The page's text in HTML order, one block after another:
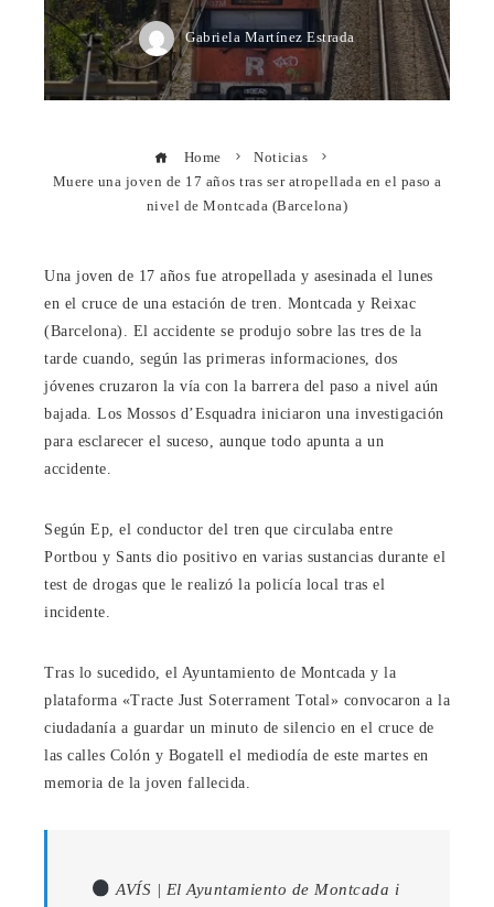
Gabriela Martínez Estrada
Home
Noticias
Muere una joven de 17 años tras ser atropellada en el paso a
nivel de Montcada (Barcelona)
Una joven de 17 años fue atropellada y asesinada el lunes
en el cruce de una estación de tren. Montcada y Reixac
(Barcelona). El accidente se produjo sobre las tres de la
tarde cuando, según las primeras informaciones, dos
jóvenes cruzaron la vía con la barrera del paso a nivel aún
bajada. Los Mossos d’Esquadra iniciaron una investigación
para esclarecer el suceso, aunque todo apunta a un
accidente.
Según Ep, el conductor del tren que circulaba entre
Portbou y Sants dio positivo en varias sustancias durante el
test de drogas que le realizó la policía local tras el
incidente.
Tras lo sucedido, el Ayuntamiento de Montcada y la
plataforma «Tracte Just Soterrament Total» convocaron a la
ciudadanía a guardar un minuto de silencio en el cruce de
las calles Colón y Bogatell el mediodía de este martes en
memoria de la joven fallecida.
AVÍS | El Ayuntamiento de Montcada i